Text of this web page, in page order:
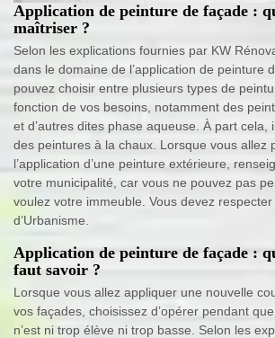
Application de peinture de façade :
maîtriser ?
Selon les explications fournies par KW
dans le domaine de l’application de peinture
pouvez choisir entre plusieurs types de
fonction de vos besoins, notamment des
et d’autres dites phase aqueuse. À part cela,
des peintures à la chaux. Lorsque vous allez
l’application d’une peinture extérieure,
votre municipalité, car vous ne pouvez pas
voulez votre immeuble. Vous devez
d’Urbanisme.
Application de peinture de façade :
faut savoir ?
Lorsque vous allez appliquer une nouvelle
vos façades, choisissez d’opérer pendant
n’est ni trop élève ni trop basse. Selon les